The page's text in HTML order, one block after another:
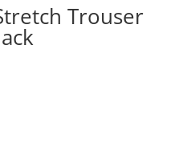
Trouser